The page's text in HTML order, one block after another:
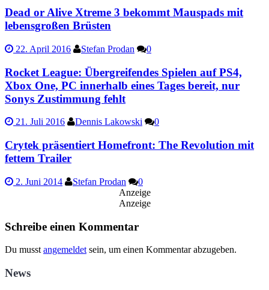
Dead or Alive Xtreme 3 bekommt Mauspads mit
lebensgroßen Brüsten
22. April 2016 Stefan Prodan 0
Rocket League: Übergreifendes Spielen auf PS4,
Xbox One, PC innerhalb eines Tages bereit, nur
Sonys Zustimmung fehlt
21. Juli 2016 Dennis Lakowski 0
Crytek präsentiert Homefront: The Revolution mit
fettem Trailer
2. Juni 2014 Stefan Prodan
0
Anzeige
Anzeige
Schreibe einen Kommentar
Du musst angemeldet sein, um einen Kommentar abzugeben.
News